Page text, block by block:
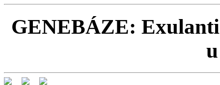
GENEBÁZE: